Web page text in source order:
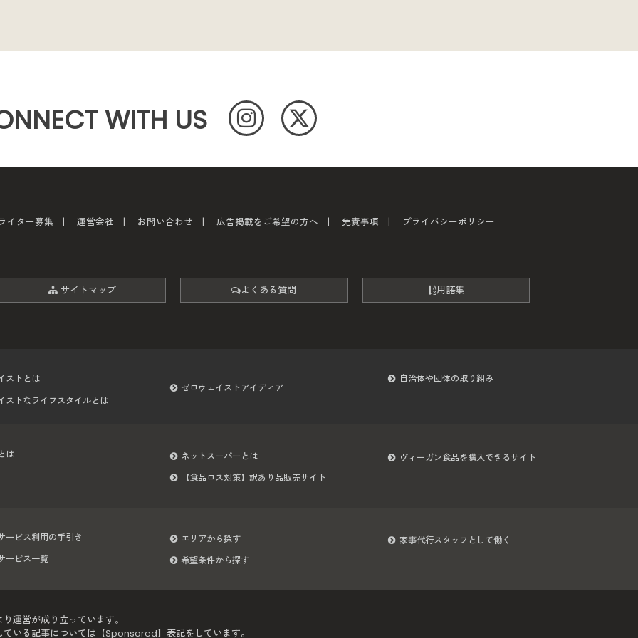
WITH US
イター募集 運営会社 お問い合わせ 広告掲載をご希望の方へ 免責事項 プライバシーポリシー
サイトマップ よくある質問 用語集
ストとは
ストなライフスタイルとは
ゼロウェイストアイディア
自治体や団体の取り組み
は
ネットスーパーとは
【食品ロス対策】訳あり品販売サイト
ヴィーガン食品を購入できるサイト
ービス利用の手引き
ービス一覧
エリアから探す
希望条件から探す
家事代行スタッフとして働く
運営が成り立っています。
いる記事については【Sponsored】表記をしています。